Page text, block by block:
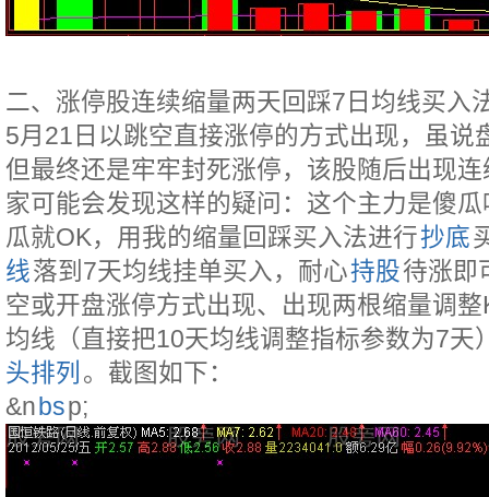
二、涨停股连续缩量两天回踩7日均线买入
5月21日以跳空直接涨停的方式出现，虽说
但最终还是牢牢封死涨停，该股随后出现
家可能会发现这样的疑问：这个主力是傻
瓜就OK，用我的缩量回踩买入法进行抄底
线落到7天均线挂单买入，耐心持股待涨即
空或开盘涨停方式出现、出现两根缩量调
均线（直接把10天均线调整指标参数为7天
头排列 。截图如下：
&nbsp;